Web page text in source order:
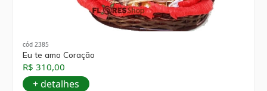
cód 2385
Eu te amo Coração
R$ 310,00
+ detalhes